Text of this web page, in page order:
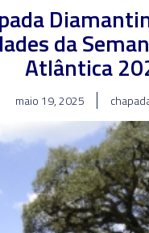
da
Atlântica
maio 19, 2025